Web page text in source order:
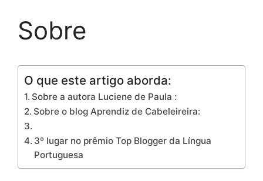
Sobre
O que este artigo aborda:
Sobre a autora Luciene de Paula :
Sobre o blog Aprendiz de Cabeleireira:
3º lugar no prêmio Top Blogger da Língua
Portuguesa